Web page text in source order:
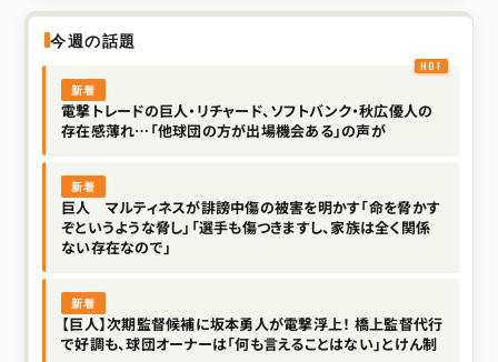
今週の話題
新着
電撃トレードの巨人・リチャード、ソフトバンク・秋広優人の
存在感薄れ…「他球団の方が出場機会ある」の声が
新着
巨人 マルティネスが誹謗中傷の被害を明かす「命を脅かす
ぞというような脅し」「選手も傷つきますし、家族は全く関係
ない存在なので」
新着
【巨人】次期監督候補に坂本勇人が電撃浮上！ 橋上監督代行
で好調も、球団オーナーは「何も言えることはない」とけん制